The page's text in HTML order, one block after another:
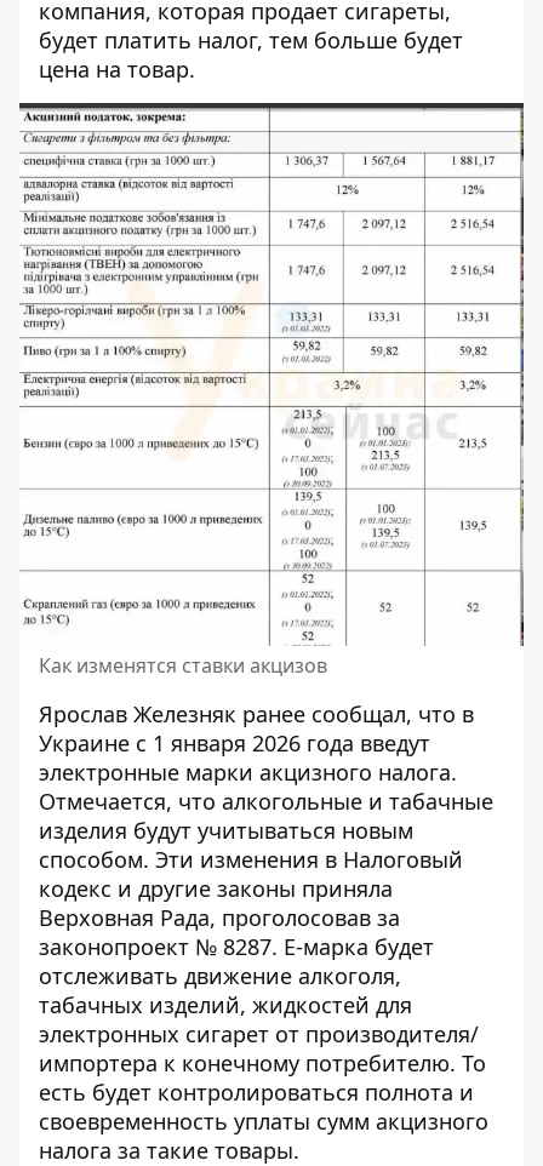
компания, которая продает сигареты,
будет платить налог, тем больше будет
цена на товар.
Как изменятся ставки акцизов
Ярослав Железняк ранее сообщал, что в
Украине с 1 января 2026 года введут
электронные марки акцизного налога.
Отмечается, что алкогольные и табачные
изделия будут учитываться новым
способом. Эти изменения в Налоговый
кодекс и другие законы приняла
Верховная Рада, проголосовав за
законопроект № 8287. Е-марка будет
отслеживать движение алкоголя,
табачных изделий, жидкостей для
электронных сигарет от производителя/
импортера к конечному потребителю. То
есть будет контролироваться полнота и
своевременность уплаты сумм акцизного
налога за такие товары.